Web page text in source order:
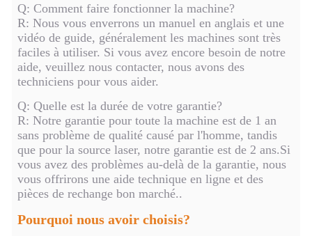
Q: Comment faire fonctionner la machine?
R: Nous vous enverrons un manuel en anglais et une
vidéo de guide, généralement les machines sont très
faciles à utiliser. Si vous avez encore besoin de notre
aide, veuillez nous contacter, nous avons des
techniciens pour vous aider.
Q: Quelle est la durée de votre garantie?
R: Notre garantie pour toute la machine est de 1 an
sans problème de qualité causé par l'homme, tandis
que pour la source laser, notre garantie est de 2 ans.Si
vous avez des problèmes au-delà de la garantie, nous
vous offrirons une aide technique en ligne et des
pièces de rechange bon marché..
Pourquoi nous avoir choisis?